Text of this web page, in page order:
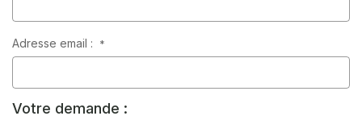
Adresse email : *
Votre demande :